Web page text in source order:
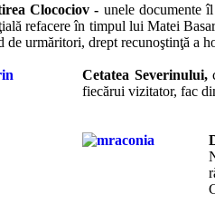
Clocociov - unele documente
refacere în timpul lui Matei
de urmăritori, drept recunoştinţă a
Cetatea Severinului,
fiecărui vizitator, fac